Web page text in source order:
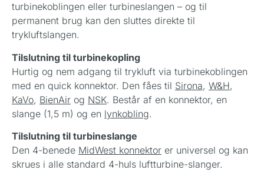
turbinekoblingen eller turbineslangen – og til
permanent brug kan den sluttes direkte til
trykluftslangen.
Tilslutning til turbinekopling
Hurtig og nem adgang til trykluft via turbinekoblingen
med en quick konnektor. Den fåes til Sirona, W&H,
KaVo, BienAir og NSK. Består af en konnektor, en
slange (1,5 m) og en lynkobling.
Tilslutning til turbineslange
Den 4-benede MidWest konnektor er universel og kan
skrues i alle standard 4-huls luftturbine-slanger.